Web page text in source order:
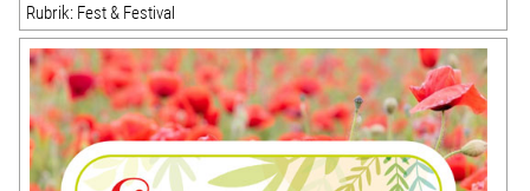
Rubrik: Fest & Festival